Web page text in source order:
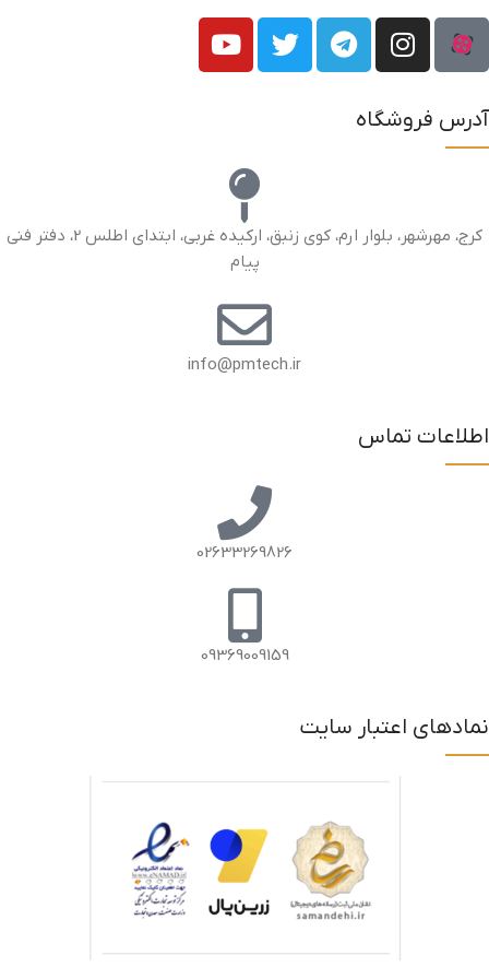
آدرس فروشگاه
کرج، مهرشهر، بلوار ارم، کوی زنبق، ارکیده غربی، ابتدای اطلس 2، دفتر فنی
پیام
info@pmtech.ir
اطلاعات تماس
02633269826
09369009159
نمادهای اعتبار سایت